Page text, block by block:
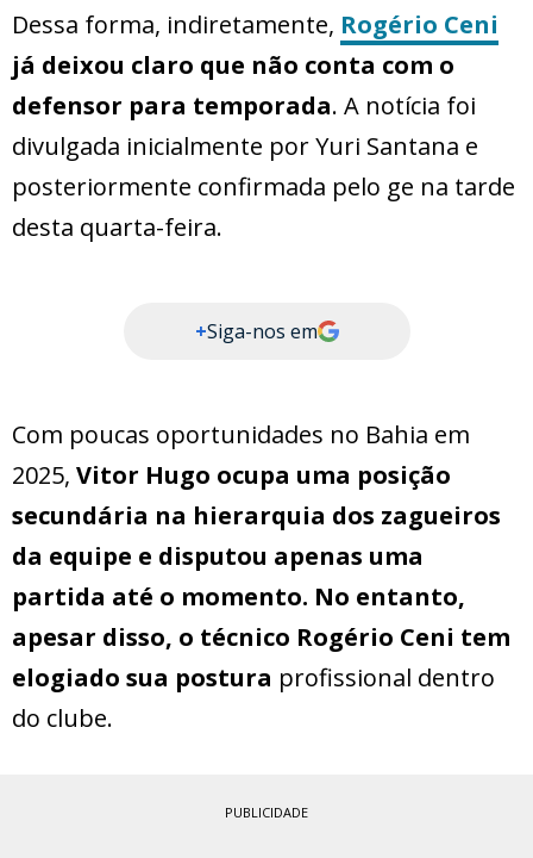
Dessa forma, indiretamente, Rogério Ceni
já deixou claro que não conta com o
defensor para temporada. A notícia foi
divulgada inicialmente por Yuri Santana e
posteriormente confirmada pelo ge na tarde
desta quarta-feira.
+Siga-nos em
Com poucas oportunidades no Bahia em
2025, Vitor Hugo ocupa uma posição
secundária na hierarquia dos zagueiros
da equipe e disputou apenas uma
partida até o momento. No entanto,
apesar disso, o técnico Rogério Ceni tem
elogiado sua postura profissional dentro
do clube.
PUBLICIDADE